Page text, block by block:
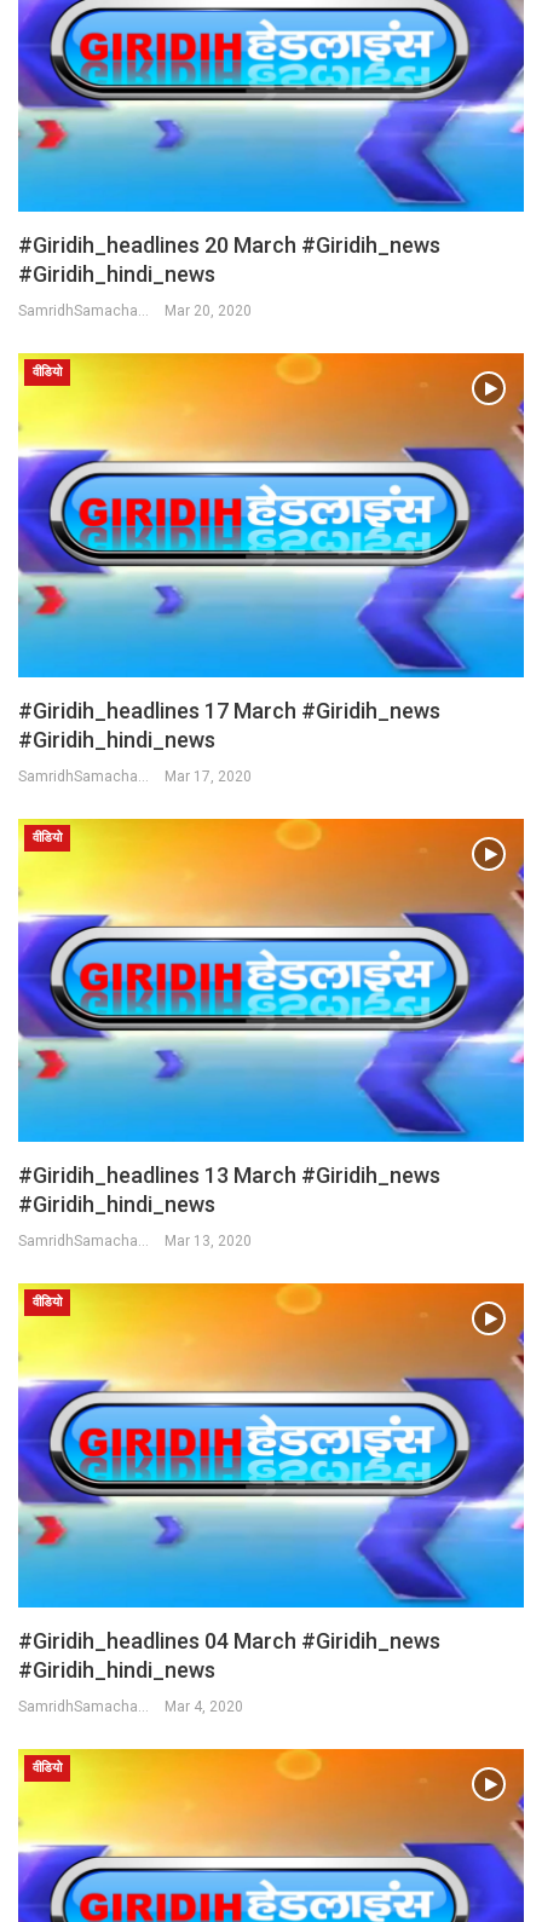
#Giridih_headlines 20 March #Giridih_news
#giridih_hindi_news
SamridhSamachar Desk Mar 20, 2020
वीडियो
#Giridih_headlines 17 March #Giridih_news
#giridih_hindi_news
Mar 17, 2020
वीडियो
#Giridih_headlines 13 March #Giridih_news
#giridih_hindi_news
SamridhSamachar Desk Mar 13, 2020
वीडियो
#Giridih_headlines 04 March #Giridih_news
#giridih_hindi_news
SamridhSamachar Desk Mar 4, 2020
वीडियो